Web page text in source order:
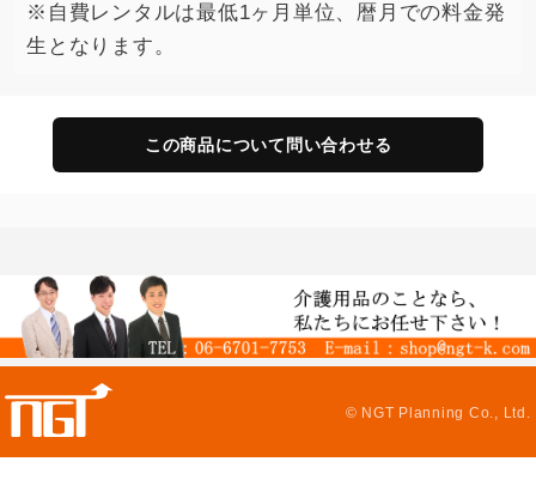
※自費レンタルは最低1ヶ月単位、暦月での料金発
生となります。
この商品について問い合わせる
© NGT Planning Co., Ltd.